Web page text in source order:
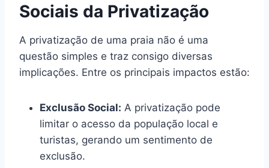
Sociais da Privatização
A privatização de uma praia não é uma
questão simples e traz consigo diversas
implicações. Entre os principais impactos estão:
Exclusão Social: A privatização pode
limitar o acesso da população local e
turistas, gerando um sentimento de
exclusão.